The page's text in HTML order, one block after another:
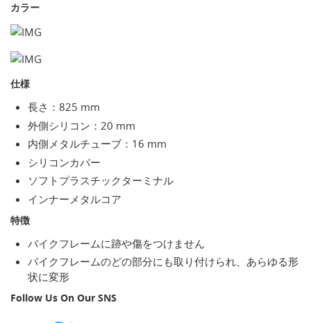
カラー
仕様
長さ：825 mm
外側シリコン：20 mm
内側メタルチューブ：16 mm
シリコンカバー
ソフトプラスチックターミナル
インナーメタルコア
特徴
バイクフレームに跡や傷をつけません
バイクフレームのどの部分にも取り付けられ、あらゆる形
状に変形
Follow Us On Our SNS